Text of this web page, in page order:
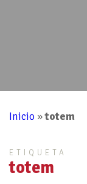
Inicio »totem
ETIQUETA
totem